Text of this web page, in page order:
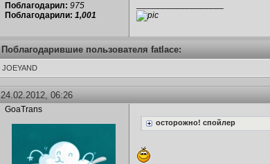
Поблагодарил: 975
Поблагодарили: 1,001
Поблагодарившие пользователя fatlace:
JOEYAND
24.02.2012, 06:26
GoaTrans
осторожно! спойлер